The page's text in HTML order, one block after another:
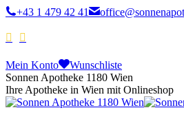
+43 1 479 42 41
Mein Konto
Wunschliste
Sonnen Apotheke 1180 Wien
Ihre Apotheke in Wien mit Onlineshop